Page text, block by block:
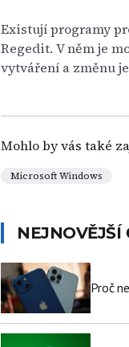
Existují programy
Regedit. V něm je
vytváření a změnu
Mohlo by vás také
Microsoft Windows
NEJNOVĚJŠÍ
Proč